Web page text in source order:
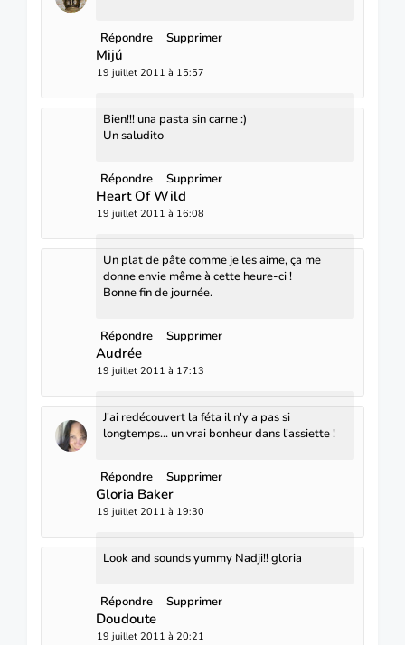
Répondre Supprimer
Mijú
19 juillet 2011 à 15:57
Bien!!! una pasta sin carne :)
Un saludito
Répondre Supprimer
Heart Of Wild
19 juillet 2011 à 16:08
Un plat de pâte comme je les aime, ça me
donne envie même à cette heure-ci !
Bonne fin de journée.
Répondre Supprimer
Audrée
19 juillet 2011 à 17:13
J'ai redécouvert la féta il n'y a pas si
longtemps... un vrai bonheur dans l'assiette !
Répondre Supprimer
Gloria Baker
19 juillet 2011 à 19:30
Look and sounds yummy Nadji!! gloria
Répondre Supprimer
Doudoute
19 juillet 2011 à 20:21